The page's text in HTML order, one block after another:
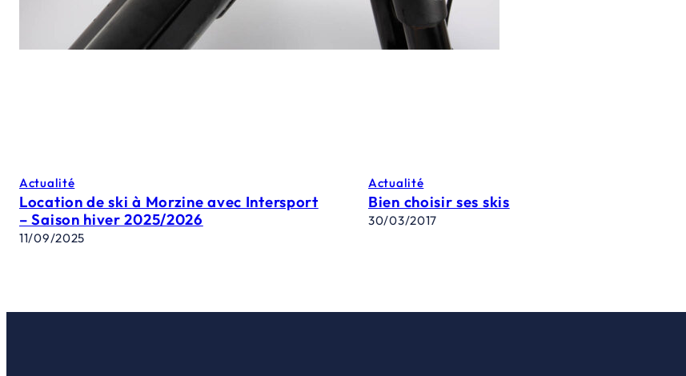
Actualité
Location de ski à Morzine avec Intersport
– Saison hiver 2025/2026
11/09/2025
Actualité
Bien choisir ses skis
30/03/2017